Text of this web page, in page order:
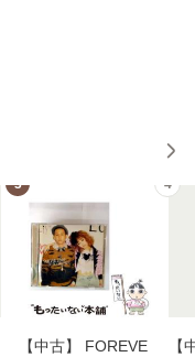
3
【中古】 FOREVE
4
【